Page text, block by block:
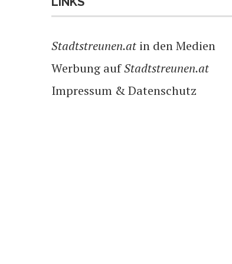
Stadtstreunen.at in den Medien
Werbung aufStadtstreunen.at
Impressum & Datenschutz